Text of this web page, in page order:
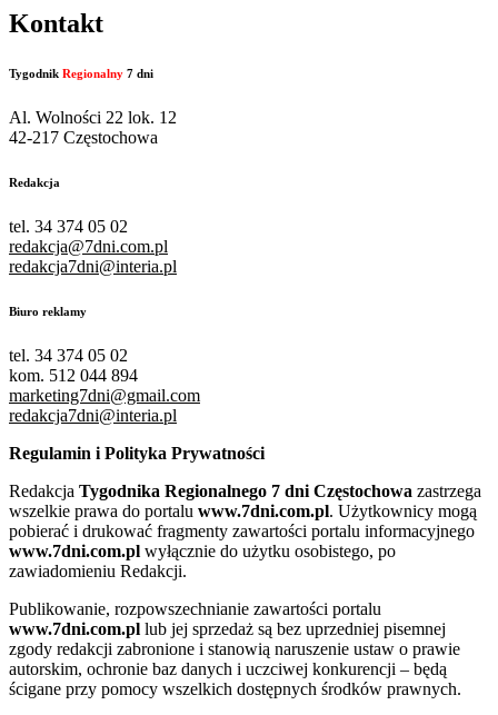
Kontakt
Tygodnik Regionalny 7 dni
Al. Wolności 22 lok. 12
42-217 Częstochowa
Redakcja
tel. 34 374 05 02
redakcja@7dni.com.pl
redakcja7dni@interia.pl
Biuro reklamy
tel. 34 374 05 02
kom. 512 044 894
marketing7dni@gmail.com
redakcja7dni@interia.pl
Regulamin i Polityka Prywatności
Redakcja Tygodnika Regionalnego 7 dni Częstochowa zastrzega
wszelkie prawa do portalu www.7dni.com.pl. Użytkownicy mogą
pobierać i drukować fragmenty zawartości portalu informacyjnego
www.7dni.com.pl wyłącznie do użytku osobistego, po
zawiadomieniu Redakcji.
Publikowanie, rozpowszechnianie zawartości portalu
www.7dni.com.pl lub jej sprzedaż są bez uprzedniej pisemnej
zgody redakcji zabronione i stanowią naruszenie ustaw o prawie
autorskim, ochronie baz danych i uczciwej konkurencji – będą
ścigane przy pomocy wszelkich dostępnych środków prawnych.